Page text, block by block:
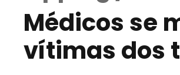
Médicos se
vítimas dos